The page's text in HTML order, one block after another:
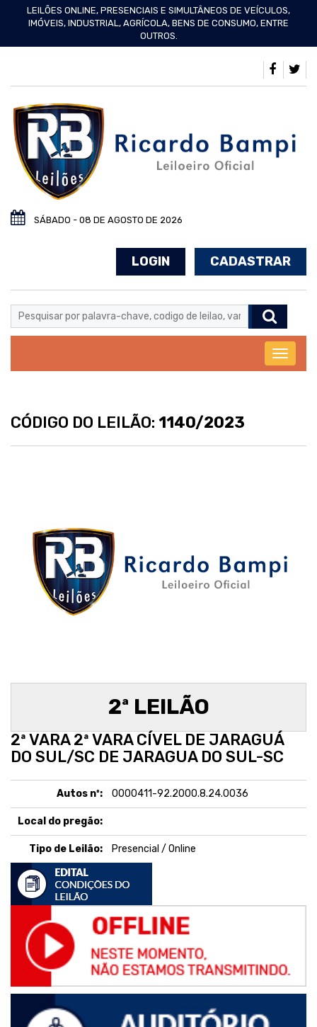
LEILÕES ONLINE, PRESENCIAIS E SIMULTÂNEOS DE VEÍCULOS,
IMÓVEIS, INDUSTRIAL, AGRÍCOLA, BENS DE CONSUMO, ENTRE
OUTROS.
SÁBADO - 08 DE AGOSTO DE 2026
LOGIN CADASTRAR
Abrir
menu
CÓDIGO DO LEILÃO: 1140/2023
2ª LEILÃO
2ª VARA 2ª VARA CÍVEL DE JARAGUÁ
DO SUL/SC DE JARAGUA DO SUL-SC
Autos nº: 0000411-92.2000.8.24.0036
Local do pregão:
Tipo de Leilão: Presencial / Online